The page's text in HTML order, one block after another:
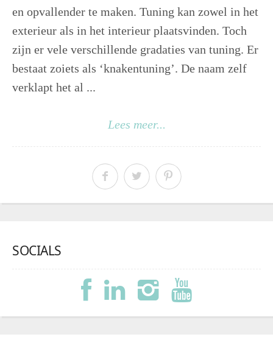
en opvallender te maken. Tuning kan zowel in het
exterieur als in het interieur plaatsvinden. Toch
zijn er vele verschillende gradaties van tuning. Er
bestaat zoiets als ‘knakentuning’. De naam zelf
verklapt het al ...
Lees meer...
SOCIALS